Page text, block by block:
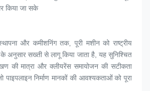
किया जा सके
और कमीशनिंग तक, पूरी मशीन को राष्ट्रीय
अनुसार सख्ती से लागू किया जाता है, यह सुनिश्चित
की मात्रा और क्लीयरेंस समायोजन की सटीकता
पाइपलाइन निर्माण मानकों की आवश्यकताओं को पूरा